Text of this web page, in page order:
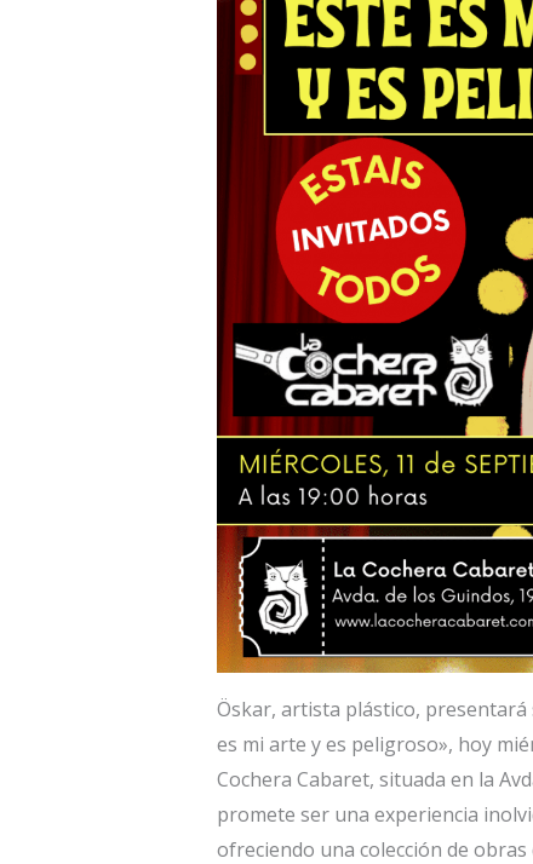
Öskar, artista plástico,
es mi arte y es peligroso», hoy
Cochera Cabaret, situada en la
promete ser una experiencia
ofreciendo una colección de